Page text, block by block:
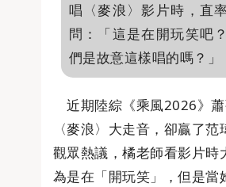
唱〈麥浪〉影片時，直
問：「這是在開玩笑吧
們是故意這樣唱的嗎？」
近期陸綜《乘風2026》
〈麥浪〉大走音，卻贏了
觀眾熱議，橘老師看影片時
為是在「開玩笑」，但是當